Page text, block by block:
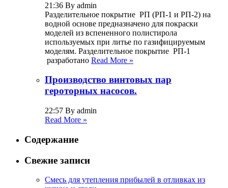
21:36 By admin
Разделительное покрытие РП (РП-1 и РП-2) на
водной основе предназначено для покраски
моделей из вспененного полистирола
используемых при литье по газифицируемым
моделям. Разделительное покрытие РП-1
разработано Read More »
Производство винтовых пар
героторных насосов.
22:57 By admin
Read More »
Содержание
Свежие записи
Смесь для утепления прибылей в отливках из